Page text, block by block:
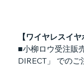
【ワイヤレスイ
■小柳ロウ受注販
DIRECT」 でのご